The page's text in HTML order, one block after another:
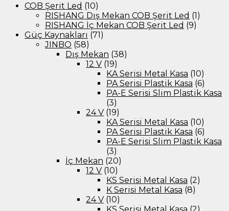
COB Şerit Led (10)
RISHANG Dış Mekan COB Şerit Led (1)
RISHANG İç Mekan COB Şerit Led (9)
Güç Kaynakları (71)
JINBO (58)
Dış Mekan (38)
12 V (19)
KA Serisi Metal Kasa (10)
PA Serisi Plastik Kasa (6)
PA-E Serisi Slim Plastik Kasa
(3)
24 V (19)
KA Serisi Metal Kasa (10)
PA Serisi Plastik Kasa (6)
PA-E Serisi Slim Plastik Kasa
(3)
İç Mekan (20)
12 V (10)
KS Serisi Metal Kasa (2)
K Serisi Metal Kasa (8)
24 V (10)